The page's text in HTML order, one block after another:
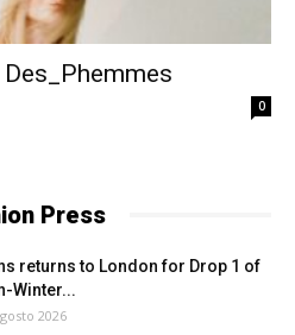
0
Press
returns to London for Drop 1 of
Winter...
2026